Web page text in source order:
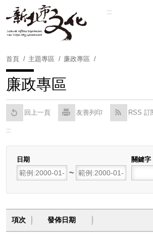
:::
首頁 主題專區 廉政專區
廉政專區
回上一頁 友善列印 RSS 訂
:::
日期
開始日期
~
關鍵字
項次 發佈日期